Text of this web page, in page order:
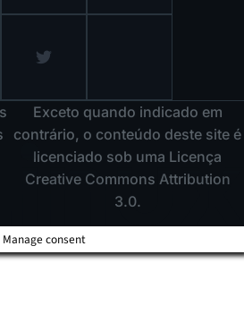
Exceto quando indicado em
contrário, o conteúdo deste site é
licenciado sob uma Licença
Creative Commons Attribution
3.0.
Manage consent